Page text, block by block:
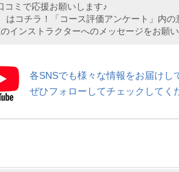
ミで応援お願いします♪
はコチラ！「コース評価アンケート」内の
インストラクターへのメッセージをお願
各SNSでも様々な情報をお届けし
ぜひフォローしてチェックしてく